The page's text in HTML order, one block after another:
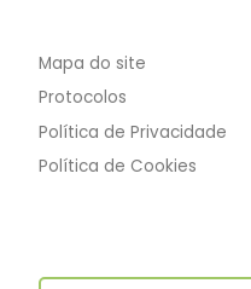
Mapa do site
Protocolos
Política de Privacidade
Política de Cookies